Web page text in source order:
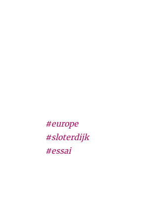
#europe
#sloterdijk
#essai